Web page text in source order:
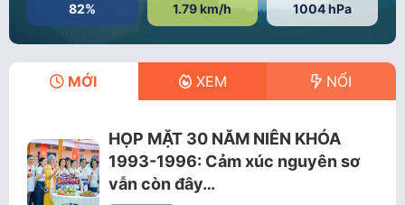
82%
1.79 km/h
1004 hPa
MỚI XEM NỔI
HỌP MẶT 30 NĂM NIÊN KHÓA
1993-1996: Cảm xúc nguyên sơ
vẫn còn đây…